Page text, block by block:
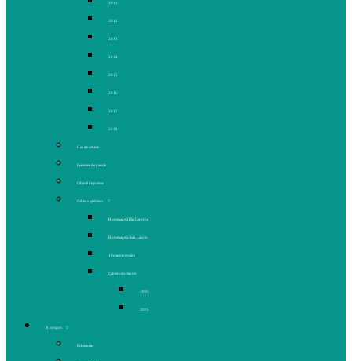
2011
2012
2013
2014
2015
2016
2017
2018
Gaz de schiste
Femmes de parole
Liberté de presse
Cahiers spéciaux
Hommage à Élie Laroche
Hommage à Jean Laurin
10e anniversaire
Cahiers du Japon
2004
2005
À propos
Échéancier